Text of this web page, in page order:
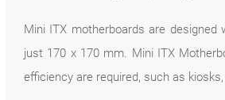
Mini ITX motherboards are
just 170 x 170 mm. Mini ITX
efficiency are required, such as